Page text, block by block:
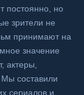
постоянно, но
зрители не
принимают на
значение
актеры,
Мы составили
сериалов и